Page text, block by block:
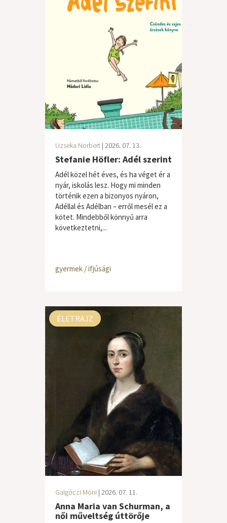
Uzseka Norbert | 2026. 07. 13.
Stefanie Höfler: Adél szerint
Adél közel hét éves, és ha véget ér a
nyár, iskolás lesz. Hogy mi minden
történik ezen a bizonyos nyáron,
Adéllal és Adélban – erről mesél ez a
kötet. Mindebből könnyű arra
következtetni,...
gyermek / ifjúsági
ÉLETRAJZ
Galgóczi Móni | 2026. 07. 11.
Anna Maria van Schurman, a
női műveltség úttörője